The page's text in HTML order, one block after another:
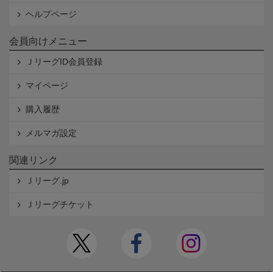
ヘルプページ
会員向けメニュー
ＪリーグID会員登録
マイページ
購入履歴
メルマガ設定
関連リンク
Ｊリーグ.jp
Ｊリーグチケット